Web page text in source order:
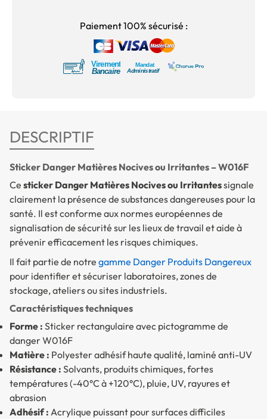
Paiement 100% sécurisé :
DESCRIPTIF
Sticker Danger Matières Nocives ou Irritantes – W016F
Ce sticker Danger Matières Nocives ou Irritantessignale
clairement la présence de substances dangereuses pour la
santé. Il est conforme aux normes européennes de
signalisation de sécurité sur les lieux de travail et aide à
prévenir efficacement les risques chimiques.
Il fait partie de notre gamme Danger Produits Dangereux
pour identifier et sécuriser laboratoires, zones de
stockage, ateliers ou sites industriels.
Caractéristiques techniques
Forme : Sticker rectangulaire avec pictogramme de
danger W016F
Matière : Polyester adhésif haute qualité, laminé anti-UV
Résistance : Solvants, produits chimiques, fortes
températures (-40°C à +120°C), pluie, UV, rayures et
abrasion
Adhésif : Acrylique puissant pour surfaces difficiles